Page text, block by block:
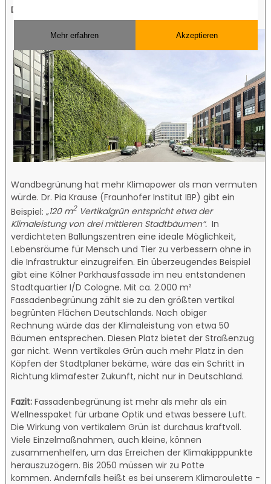
Die urbane Zukunft ist Grün
Wandbegrünung hat mehr Klimapower als man vermuten
würde. Dr. Pia Krause (Fraunhofer Institut IBP) gibt ein
Beispiel: „120 m2Vertikalgrün entspricht etwa der
Klimaleistung von drei mittleren Stadtbäumen“. In
verdichteten Ballungszentren eine ideale Möglichkeit,
Lebensräume für Mensch und Tier zu verbessern ohne in
die Infrastruktur einzugreifen. Ein überzeugendes Beispiel
gibt eine Kölner Parkhausfassade im neu entstandenen
Stadtquartier I/D Cologne. Mit ca. 2.000 m²
Fassadenbegrünung zählt sie zu den größten vertikal
begrünten Flächen Deutschlands. Nach obiger
Rechnung würde das der Klimaleistung von etwa 50
Bäumen entsprechen. Diesen Platz bietet der Straßenzug
gar nicht. Wenn vertikales Grün auch mehr Platz in den
Köpfen der Stadtplaner bekäme, wäre das ein Schritt in
Richtung klimafester Zukunft, nicht nur in Deutschland.
Fazit:Fassadenbegrünung ist mehr als mehr als ein
Wellnesspaket für urbane Optik und etwas bessere Luft.
Die Wirkung von vertikalem Grün ist durchaus kraftvoll.
Viele Einzelmaßnahmen, auch kleine, können
zusammenhelfen, um das Erreichen der Klimakipppunkte
herauszuzögern. Bis 2050 müssen wir zu Potte
kommen. Andernfalls heißt es bei unserem Klimaroulette -
Mehr erfahren Akzeptieren